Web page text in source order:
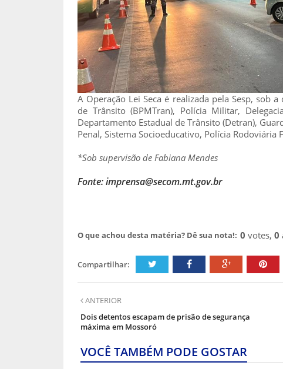
A Operação Lei Seca é realizada pela Sesp, sob
de Trânsito (BPMTran), Polícia Militar,
Departamento Estadual de Trânsito (Detran),
Penal, Sistema Socioeducativo, Polícia
*Sob supervisão de Fabiana Mendes
Fonte: imprensa@secom.mt.gov.br
O que achou desta matéria? Dê sua nota!: 0 votes, 0
Compartilhar:
ANTERIOR
Dois detentos escapam de prisão de segurança
máxima em Mossoró
VOCÊ TAMBÉM PODE GOSTAR